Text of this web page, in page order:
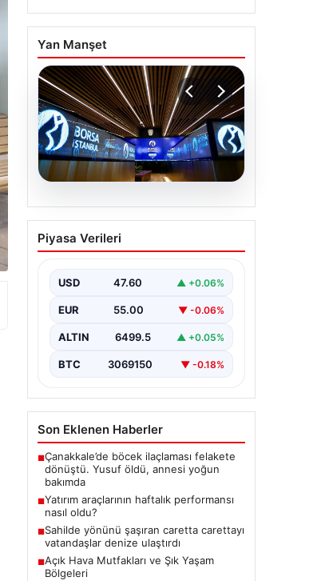
Yan Manşet
05.08.2026
Yatırım araçlarının
haftalık performansı
Piyasa Verileri
USD 47.60 ▲ +0.06%
EUR 55.00 ▼ -0.06%
ALTIN 6499.5 ▲ +0.05%
BTC 3069150 ▼ -0.18%
Son Eklenen Haberler
■Çanakkale’de böcek ilaçlaması felakete
dönüştü. Yusuf öldü, annesi yoğun
bakımda
■Yatırım araçlarının haftalık performansı
nasıl oldu?
■Sahilde yönünü şaşıran caretta carettayı
vatandaşlar denize ulaştırdı
■Açık Hava Mutfakları ve Şık Yaşam
Bölgeleri